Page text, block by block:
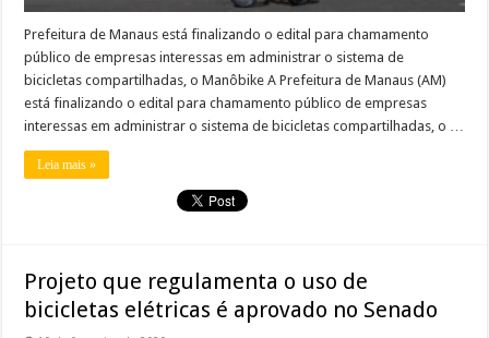
Prefeitura de Manaus está finalizando o edital para chamamento
público de empresas interessas em administrar o sistema de
bicicletas compartilhadas, o Manôbike A Prefeitura de Manaus (AM)
está finalizando o edital para chamamento público de empresas
interessas em administrar o sistema de bicicletas compartilhadas, o …
Leia mais »
Projeto que regulamenta o uso de
bicicletas elétricas é aprovado no Senado